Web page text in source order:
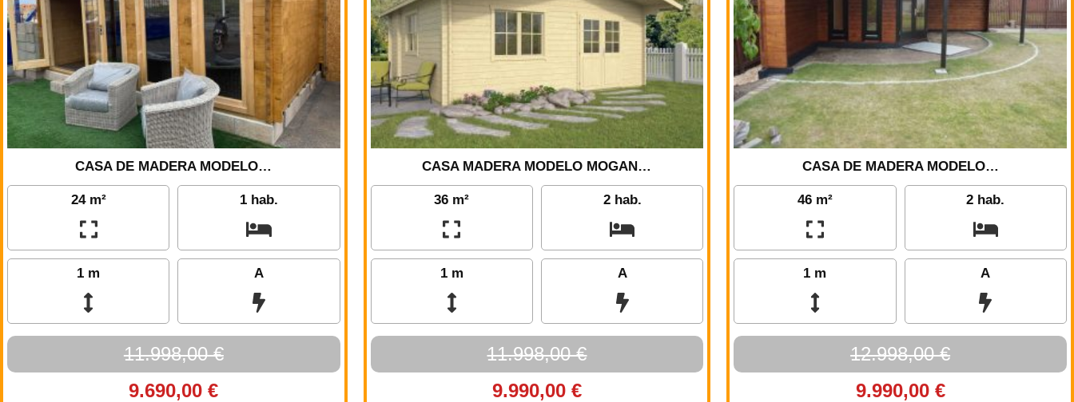
CASA DE MADERA MODELO…
24 m² 1 hab.
1 m A
11.998,00 €
9.690,00 €
CASA MADERA MODELO MOGAN…
36 m² 2 hab.
1 m A
11.998,00 €
9.990,00 €
CASA DE MADERA MODELO…
46 m² 2 hab.
1 m A
12.998,00 €
9.990,00 €